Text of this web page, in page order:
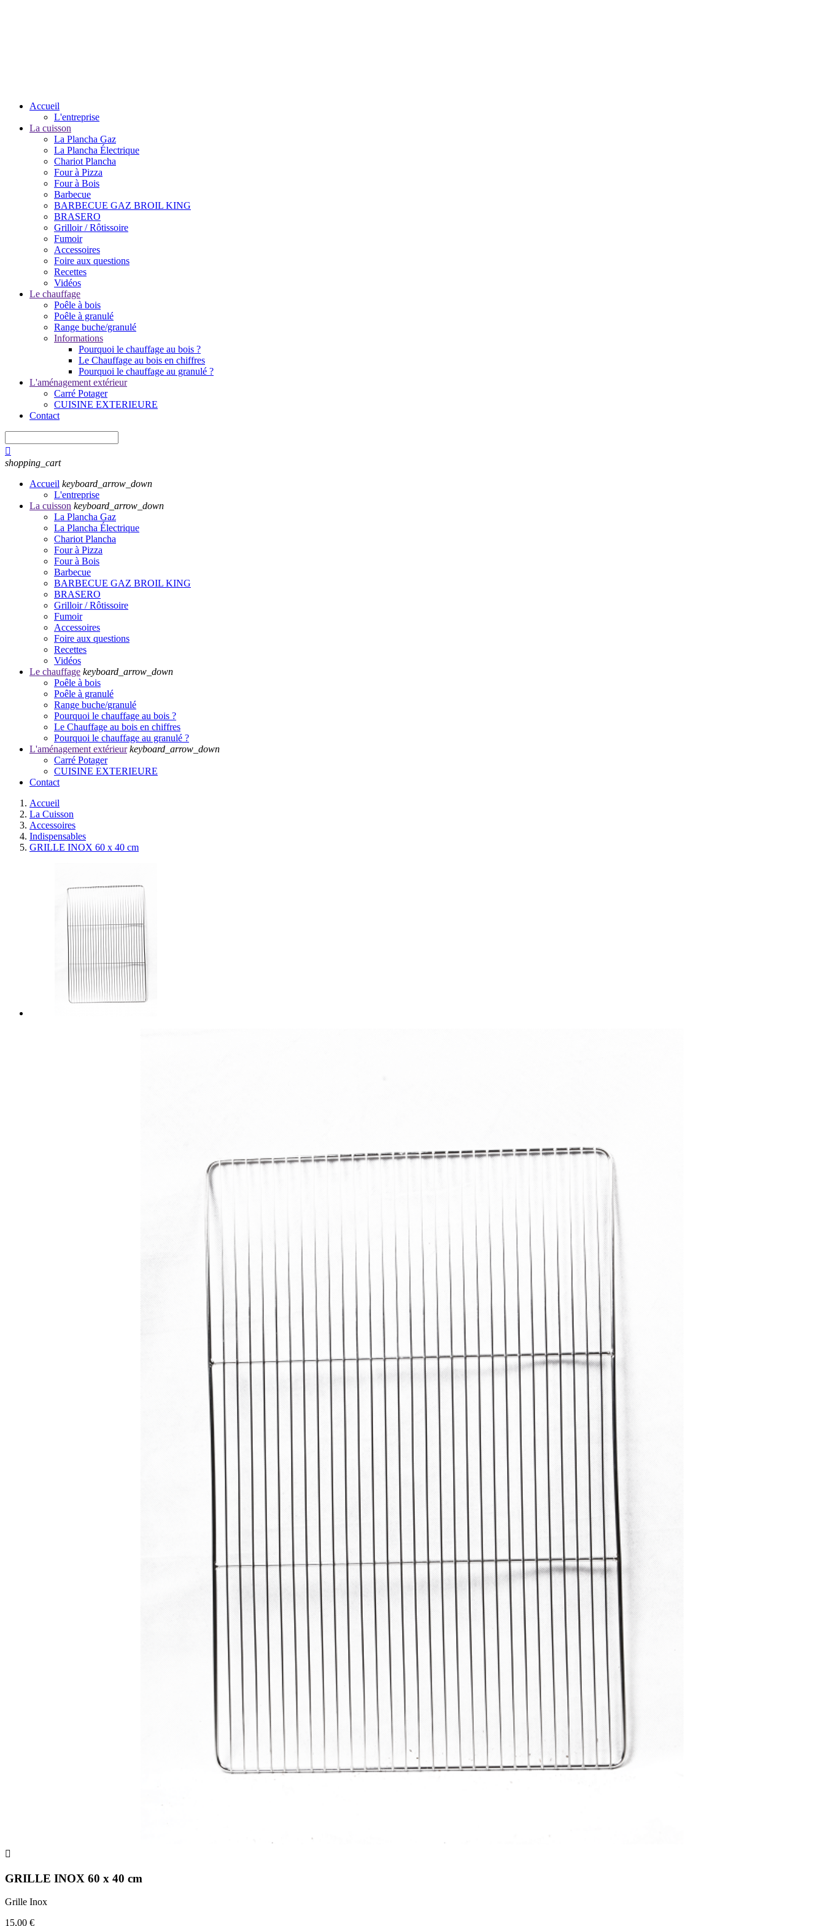
Accueil
L'entreprise
La cuisson
La Plancha Gaz
La Plancha Électrique
Chariot Plancha
Four à Pizza
Four à Bois
Barbecue
BARBECUE GAZ BROIL KING
BRASERO
Grilloir / Rôtissoire
Fumoir
Accessoires
Foire aux questions
Recettes
Vidéos
Le chauffage
Poêle à bois
Poêle à granulé
Range buche/granulé
Informations
Pourquoi le chauffage au bois ?
Le Chauffage au bois en chiffres
Pourquoi le chauffage au granulé ?
L'aménagement extérieur
Carré Potager
CUISINE EXTERIEURE
Contact

shopping_cart
Accueil keyboard_arrow_down
L'entreprise
La cuisson keyboard_arrow_down
La Plancha Gaz
La Plancha Électrique
Chariot Plancha
Four à Pizza
Four à Bois
Barbecue
BARBECUE GAZ BROIL KING
BRASERO
Grilloir / Rôtissoire
Fumoir
Accessoires
Foire aux questions
Recettes
Vidéos
Le chauffage keyboard_arrow_down
Poêle à bois
Poêle à granulé
Range buche/granulé
Pourquoi le chauffage au bois ?
Le Chauffage au bois en chiffres
Pourquoi le chauffage au granulé ?
L'aménagement extérieur keyboard_arrow_down
Carré Potager
CUISINE EXTERIEURE
Contact
Accueil
La Cuisson
Accessoires
Indispensables
GRILLE INOX 60 x 40 cm

GRILLE INOX 60 x 40 cm
Grille Inox
15,00 €